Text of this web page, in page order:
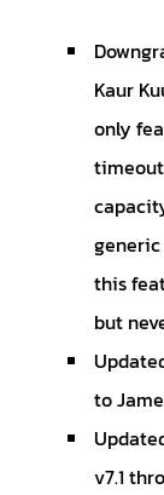
Kaur
only
this
but
to
v7.1